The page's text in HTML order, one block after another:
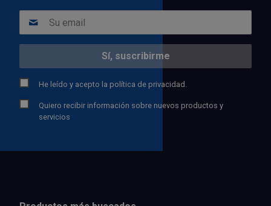
He leído y acepto la política de privacidad.
Quiero recibir información sobre nuevos productos y
servicios